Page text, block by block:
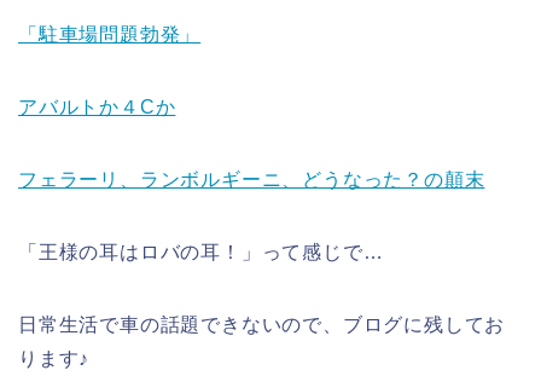
「駐車場問題勃発」
アバルトか４Cか
フェラーリ、ランボルギーニ、どうなった？の顛末
「王様の耳はロバの耳！」って感じで…
日常生活で車の話題できないので、ブログに残してお
ります♪